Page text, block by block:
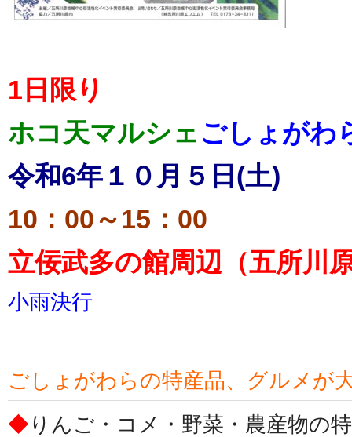
1日限り
ホコ天マルシェごしょがわ
令和6年１０月５日(土)
10：00～15：00
立佞武多の館周辺（五所川
小雨決行
ごしょがわらの特産品、グルメが
◆りんご・コメ・野菜・農産物の